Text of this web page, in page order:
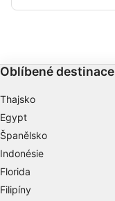
Oblíbené destinace
Thajsko
Egypt
Španělsko
Indonésie
Florida
Filipíny